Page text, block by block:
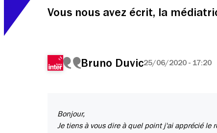
Vous nous avez écrit, la
Bruno Duvic25/06/2020 - 17:20
Bonjour,
Je tiens à vous dire à quel point j'ai apprécié le